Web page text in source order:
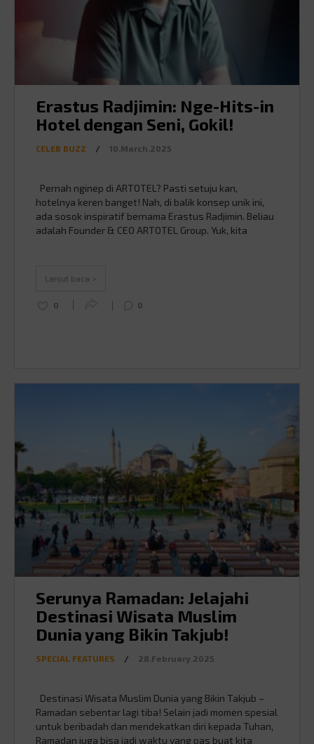
Erastus Radjimin: Nge-Hits-in
Hotel dengan Seni, Gokil!
CELEB BUZZ / 10.March.2025
Pernah nginep di ARTOTEL? Pasti setuju kan,
hotelnya keren banget! Nah, di balik konsep unik ini,
ada sosok inspiratif bernama Erastus Radjimin. Beliau
adalah Founder & CEO ARTOTEL Group. Yuk, kita
mendirikan ARTOTEL, …
Lanjut baca >
0 0
Serunya Ramadan: Jelajahi
Destinasi Wisata Muslim
Dunia yang Bikin Takjub!
SPECIAL FEATURES / 28.February.2025
Destinasi Wisata Muslim Dunia yang Bikin Takjub –
Ramadan sebentar lagi tiba! Selain jadi momen spesial
untuk beribadah dan mendekatkan diri kepada Tuhan,
Ramadan juga bisa jadi waktu yang pas buat kita